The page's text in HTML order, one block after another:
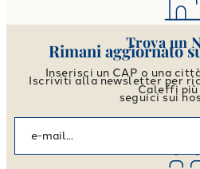
Trova un
Inserisci un CAP o una
Caleffi più
Vai allo
Rimani aggiornato
Iscriviti alla newsletter per
seguici sui